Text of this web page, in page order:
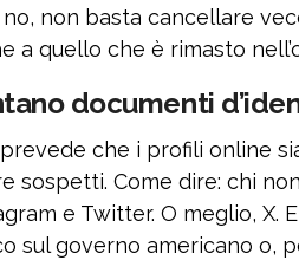
non basta cancellare
a quello che è rimasto
documenti
che i profili online
sospetti. Come dire: chi
e Twitter. O meglio, X.
sul governo americano o,